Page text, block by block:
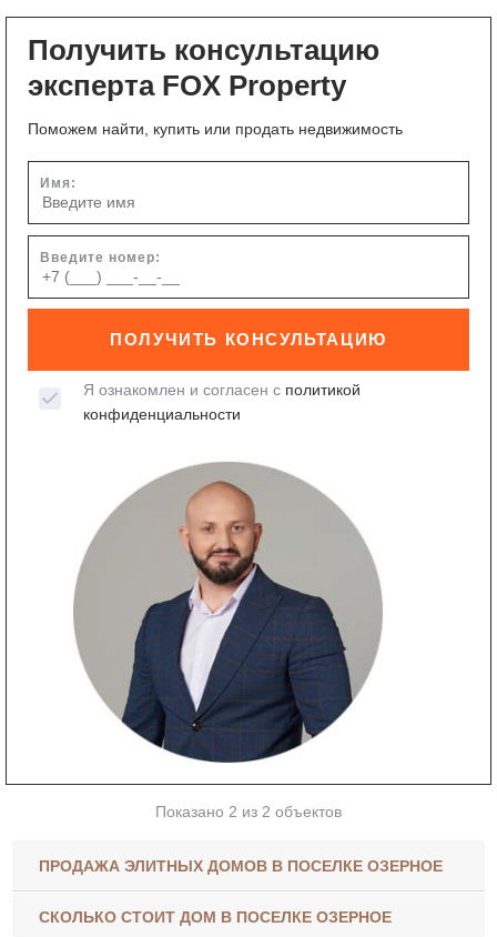
Получить консультацию
эксперта FOX Property
Поможем найти, купить или продать недвижимость
Имя:
Введите номер:
ПОЛУЧИТЬ КОНСУЛЬТАЦИЮ
Я ознакомлен и согласен с политикой
конфиденциальности
Показано 2 из 2 объектов
ПРОДАЖА ЭЛИТНЫХ ДОМОВ В ПОСЕЛКЕ ОЗЕРНОЕ
СКОЛЬКО СТОИТ ДОМ В ПОСЕЛКЕ ОЗЕРНОЕ